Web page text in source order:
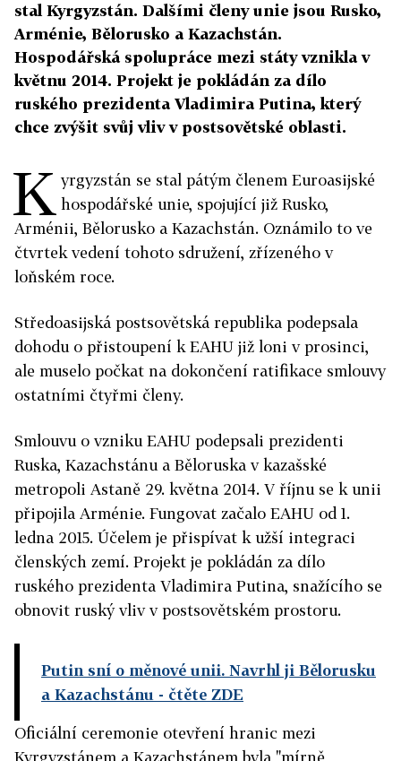
stal Kyrgyzstán. Dalšími členy unie jsou Rusko,
Arménie, Bělorusko a Kazachstán.
Hospodářská spolupráce mezi státy vznikla v
květnu 2014. Projekt je pokládán za dílo
ruského prezidenta Vladimira Putina, který
chce zvýšit svůj vliv v postsovětské oblasti.
K yrgyzstán se stal pátým členem Euroasijské
hospodářské unie, spojující již Rusko,
Arménii, Bělorusko a Kazachstán. Oznámilo to ve
čtvrtek vedení tohoto sdružení, zřízeného v
loňském roce.
Středoasijská postsovětská republika podepsala
dohodu o přistoupení k EAHU již loni v prosinci,
ale muselo počkat na dokončení ratifikace smlouvy
ostatními čtyřmi členy.
Smlouvu o vzniku EAHU podepsali prezidenti
Ruska, Kazachstánu a Běloruska v kazašské
metropoli Astaně 29. května 2014. V říjnu se k unii
připojila Arménie. Fungovat začalo EAHU od 1.
ledna 2015. Účelem je přispívat k užší integraci
členských zemí. Projekt je pokládán za dílo
ruského prezidenta Vladimira Putina, snažícího se
obnovit ruský vliv v postsovětském prostoru.
Putin sní o měnové unii. Navrhl ji Bělorusku
a Kazachstánu - čtěte ZDE
Oficiální ceremonie otevření hranic mezi
Kyrgyzstánem a Kazachstánem byla "mírně